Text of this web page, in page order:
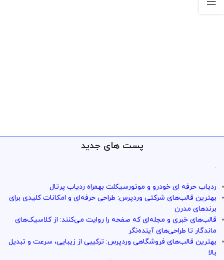
پست های جدید
.
ردیاب حرفه ای خودرو و موتورسیکلت بهمراه ردیاب پرتال
بهترین قالب‌های شرکتی وردپرس: طراحی حرفه‌ای و امکانات کلیدی برای
برندهای مدرن
قالب‌های خبری و مجله‌ای که صفحه را روایت می‌کنند: از کلاسیک‌های
ماندگار تا طراحی‌های آینده‌نگر
بهترین قالب‌های فروشگاهی وردپرس: ترکیبی از زیبایی، سرعت و تبدیل
بالا